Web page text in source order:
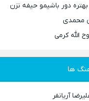
دور باشیمو حیفه نزن
محمدی
الله کرمی
ها
آریانفر